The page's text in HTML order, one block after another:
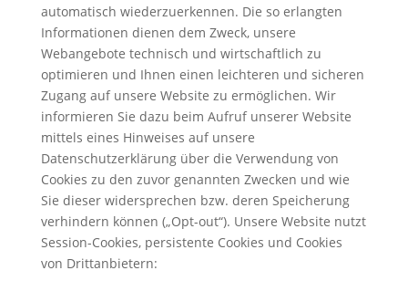
automatisch wiederzuerkennen. Die so erlangten
Informationen dienen dem Zweck, unsere
Webangebote technisch und wirtschaftlich zu
optimieren und Ihnen einen leichteren und sicheren
Zugang auf unsere Website zu ermöglichen. Wir
informieren Sie dazu beim Aufruf unserer Website
mittels eines Hinweises auf unsere
Datenschutzerklärung über die Verwendung von
Cookies zu den zuvor genannten Zwecken und wie
Sie dieser widersprechen bzw. deren Speicherung
verhindern können („Opt-out“). Unsere Website nutzt
Session-Cookies, persistente Cookies und Cookies
von Drittanbietern: